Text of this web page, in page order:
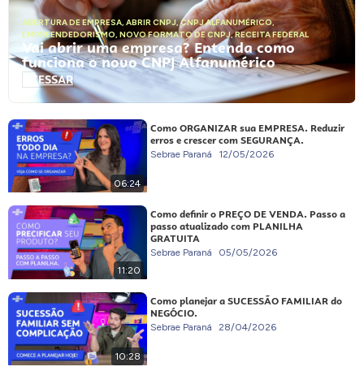
ABERTURA DE EMPRESA, ABRIR CNPJ,CNPJ ALFANUMÉRICO,
EMPREENDEDORISMO, NOVO FORMATO DE CNPJ,RECEITA FEDERAL
Vai abrir uma empresa? Entenda como
funciona o novo CNPJ Alfanumérico
ACESSAR
06:24
Como ORGANIZAR sua EMPRESA. Reduzir
erros e crescer com SEGURANÇA.
Sebrae Paraná 12/05/2026
11:20
Como definir o PREÇO DE VENDA. Passo a
passo atualizado com PLANILHA
GRATUITA
Sebrae Paraná 05/05/2026
10:28
Como planejar a SUCESSÃO FAMILIAR do
NEGÓCIO.
Sebrae Paraná 28/04/2026